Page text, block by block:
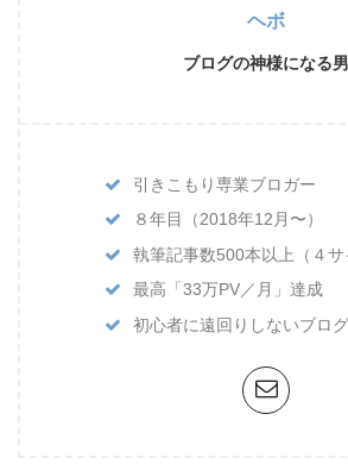
ヘボ
ブログの神様になる男
引きこもり専業ブロガー
８年目（2018年12月〜）
執筆記事数500本以上（４サ
最高「33万PV／月」達成
初心者に遠回りしないブロ